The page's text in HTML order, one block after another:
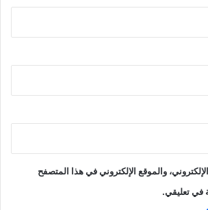
والموقع الإلكتروني في هذا المتصفح
في تعليقي.